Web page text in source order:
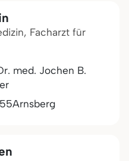
Facharzt für
med. Jochen B.
Arnsberg